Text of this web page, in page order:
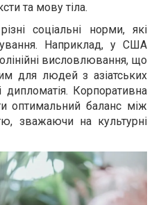
та мову тіла.
соціальні норми, які
Наприклад, у США
висловлювання, що
для людей з азіатських
Корпоративна
оптимальний баланс між
зважаючи на культурні